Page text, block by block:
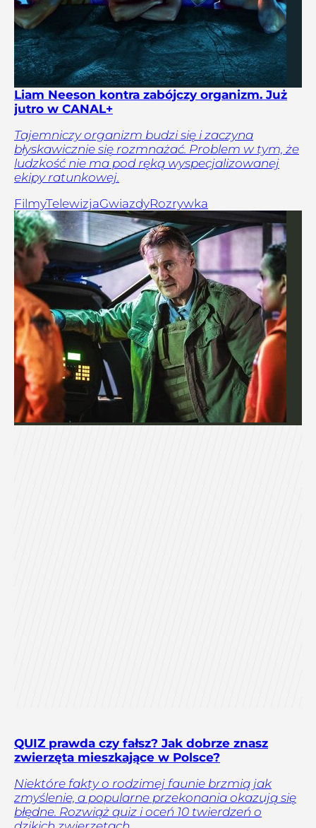
Liam Neeson kontra zabójczy organizm. Już
jutro w CANAL+
Tajemniczy organizm budzi się i zaczyna
błyskawicznie się rozmnażać. Problem w tym, że
ludzkość nie ma pod ręką wyspecjalizowanej
ekipy ratunkowej.
FilmyTelewizjaGwiazdyRozrywka
QUIZ prawda czy fałsz? Jak dobrze znasz
zwierzęta mieszkające w Polsce?
Niektóre fakty o rodzimej faunie brzmią jak
zmyślenie, a popularne przekonania okazują się
błędne. Rozwiąż quiz i oceń 10 twierdzeń o